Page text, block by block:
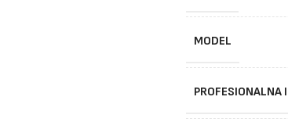
MODEL
PROFESIONALNA